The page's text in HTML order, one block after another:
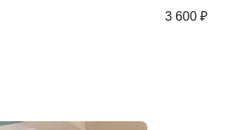
3 600 ₽